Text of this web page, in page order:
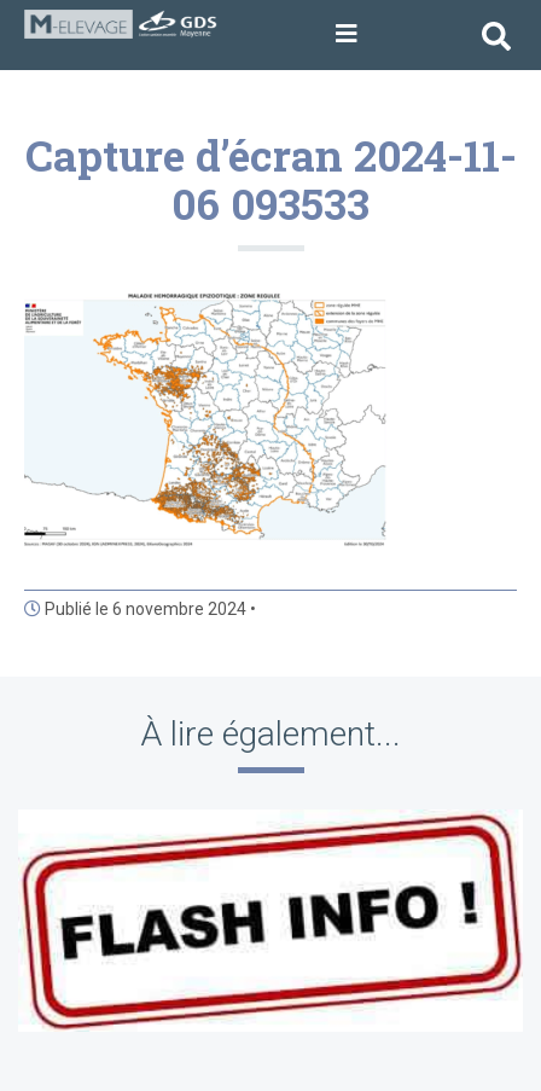
Capture d’écran 2024-11-
06 093533
Publié le 6 novembre 2024 •
À lire également...